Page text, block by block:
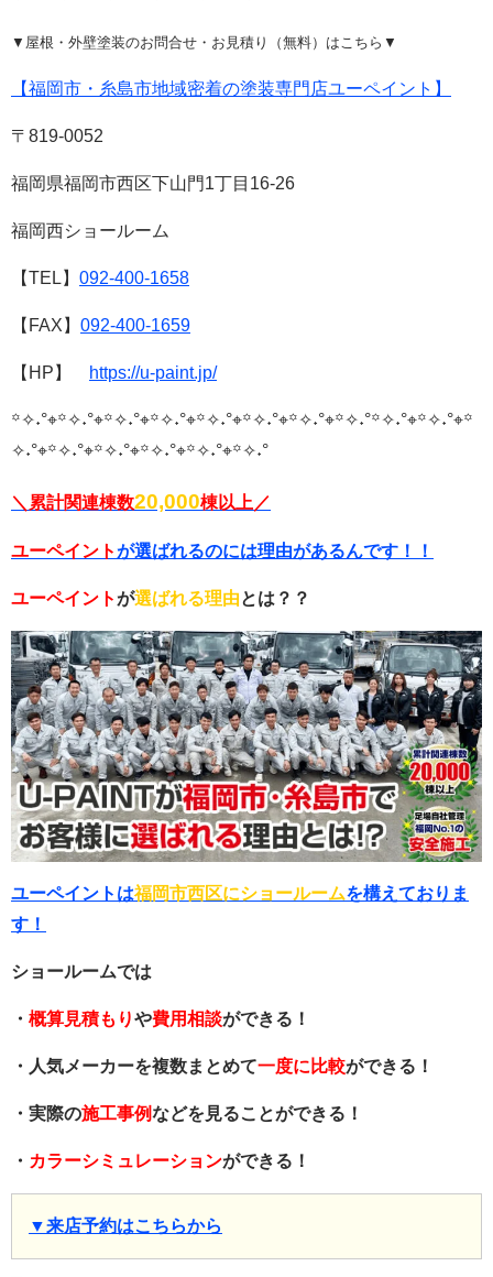
▼屋根・外壁塗装のお問合せ・お見積り（無料）はこちら▼
【福岡市・糸島市地域密着の塗装専門店ユーペイント】
〒819-0052
福岡県福岡市西区下山門1丁目16-26
福岡西ショールーム
【TEL】 092-400-1658
【FAX】 092-400-1659
【HP】 https://u-paint.jp/
꙳✧˖°⌖꙳✧˖°⌖꙳✧˖°⌖꙳✧˖°⌖꙳✧˖°⌖꙳✧˖°⌖꙳✧˖°⌖꙳✧˖°꙳✧˖°⌖꙳✧˖°⌖꙳
✧˖°⌖꙳✧˖°⌖꙳✧˖°⌖꙳✧˖°⌖꙳✧˖°⌖꙳✧˖°
＼累計関連棟数20,000棟以上／
ユーペイントが選ばれるのには理由があるんです！！
ユーペイントが選ばれる理由とは？？
ユーペイントは福岡市西区にショールームを構えておりま
す！
ショールームでは
・ 概算見積もりや費用相談ができる！
・人気メーカーを複数まとめて一度に比較ができる！
・実際の施工事例などを見ることができる！
・ カラーシミュレーションができる！
▼来店予約はこちらから